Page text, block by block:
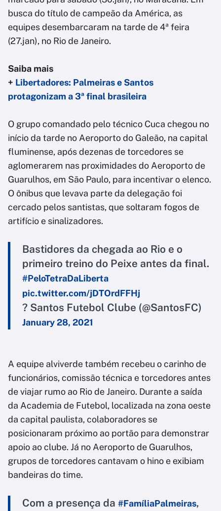
busca do título de campeão da América, as
equipes desembarcaram na tarde de 4ª feira
(27.jan), no Rio de Janeiro.
Saiba mais
+ Libertadores: Palmeiras e Santos
protagonizam a 3ª final brasileira
O grupo comandado pelo técnico Cuca chegou no
início da tarde no Aeroporto do Galeão, na capital
fluminense, após dezenas de torcedores se
aglomerarem nas proximidades do Aeroporto de
Guarulhos, em São Paulo, para incentivar o elenco.
O ônibus que levava parte da delegação foi
cercado pelos santistas, que soltaram fogos de
artifício e sinalizadores.
Bastidores da chegada ao Rio e o
primeiro treino do Peixe antes da final.
#PeloTetraDaLiberta
pic.twitter.com/jDTOrdFFHj
? Santos Futebol Clube (@SantosFC)
January 28, 2021
A equipe alviverde também recebeu o carinho de
funcionários, comissão técnica e torcedores antes
de viajar rumo ao Rio de Janeiro. Durante a saída
da Academia de Futebol, localizada na zona oeste
da capital paulista, colaboradores se
posicionaram próximo ao portão para demonstrar
apoio ao clube. Já no Aeroporto de Guarulhos,
grupos de torcedores cantavam o hino e exibiam
bandeiras do time.
Com a presença da #FamíliaPalmeiras,